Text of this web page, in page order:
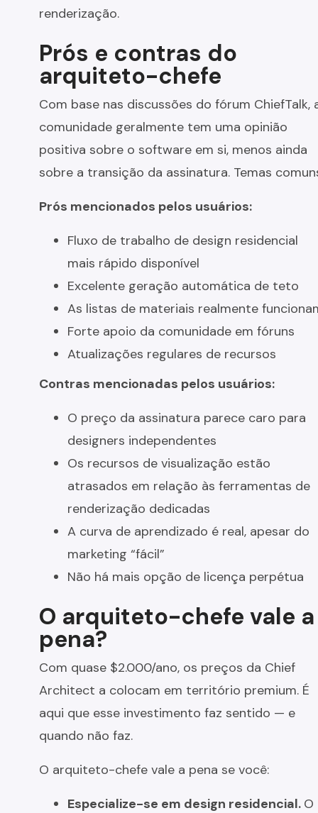
renderização.
Prós e contras do
arquiteto-chefe
Com base nas discussões do fórum ChiefTalk,
comunidade geralmente tem uma opinião
positiva sobre o software em si, menos ainda
sobre a transição da assinatura. Temas
Prós mencionados pelos usuários:
Fluxo de trabalho de design residencial
mais rápido disponível
Excelente geração automática de teto
As listas de materiais realmente
Forte apoio da comunidade em fóruns
Atualizações regulares de recursos
Contras mencionadas pelos usuários:
O preço da assinatura parece caro para
designers independentes
Os recursos de visualização estão
atrasados em relação às ferramentas de
renderização dedicadas
A curva de aprendizado é real, apesar do
marketing “fácil”
Não há mais opção de licença perpétua
O arquiteto-chefe vale a
pena?
Com quase $2.000/ano, os preços da Chief
Architect a colocam em território premium. É
aqui que esse investimento faz sentido — e
quando não faz.
O arquiteto-chefe vale a pena se você:
Especialize-se em design residencial. O